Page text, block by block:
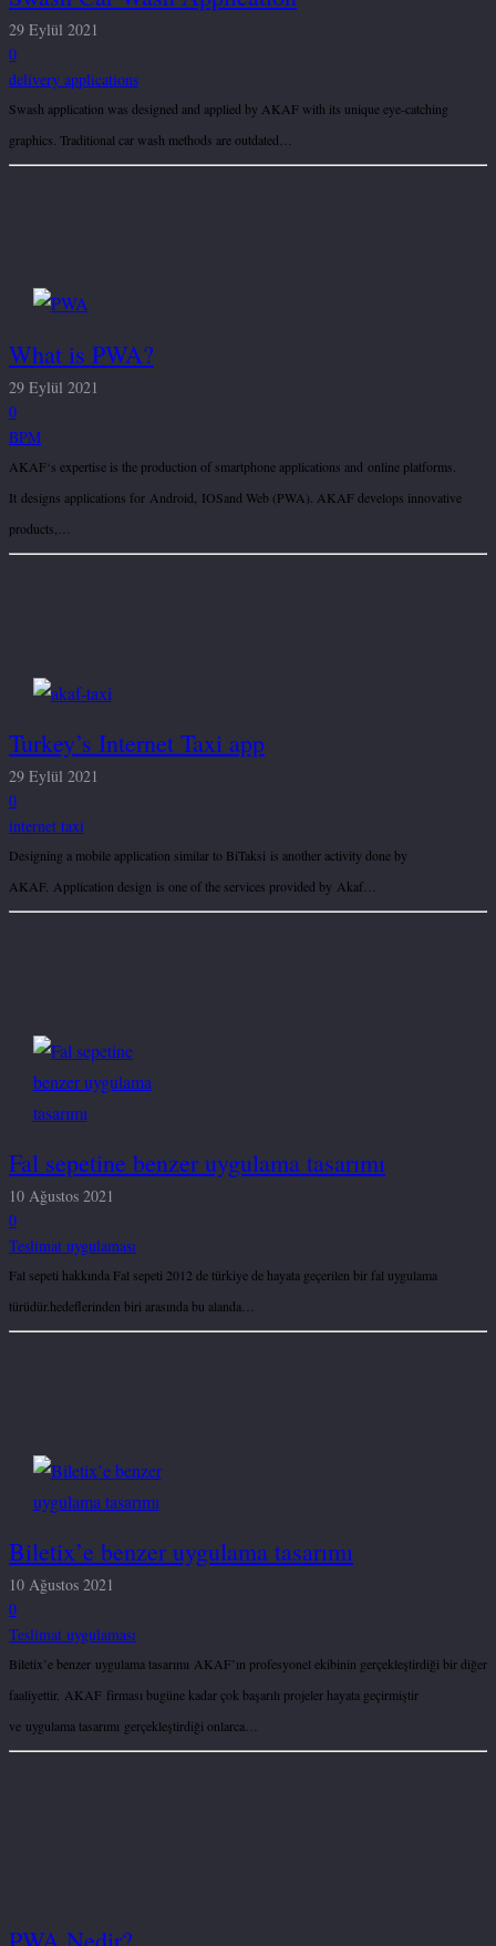
29 Eylül 2021
0
delivery applications
Swash application was designed and applied by AKAF with its unique eye-catching
graphics. Traditional car wash methods are outdated…
What is PWA?
29 Eylül 2021
0
BPM
AKAF‘s expertise is the production of smartphone applications and online platforms.
It designs applications for Android, IOSand Web (PWA). AKAF develops innovative
products,…
Turkey’s Internet Taxi app
29 Eylül 2021
0
internet taxi
Designing a mobile application similar to BiTaksi is another activity done by
AKAF. Application design is one of the services provided by Akaf…
Fal sepetine benzer uygulama tasarımı
10 Ağustos 2021
0
Teslimat uygulaması
Fal sepeti hakkında Fal sepeti 2012 de türkiye de hayata geçerilen bir fal uygulama
türüdür.hedeflerinden biri arasında bu alanda…
Biletix’e benzer uygulama tasarımı
10 Ağustos 2021
0
Teslimat uygulaması
Biletix’e benzer uygulama tasarımı AKAF’ın profesyonel ekibinin gerçekleştirdiği bir diğer
faaliyettir. AKAF firması bugüne kadar çok başarılı projeler hayata geçirmiştir
ve uygulama tasarımı gerçekleştirdiği onlarca…